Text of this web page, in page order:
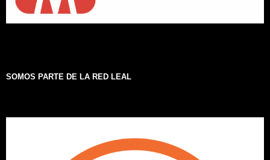
SOMOS PARTE DE LA RED LEAL